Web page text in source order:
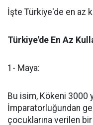
İşte Türkiye'de en az
Türkiye'de En Az
1- Maya:
Bu isim, Kökeni 3000
İmparatorluğundan
çocuklarına verilen